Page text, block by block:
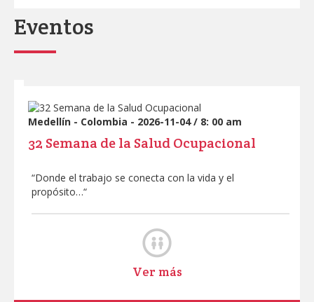
Eventos
Medellín - Colombia - 2026-11-04 / 8: 00 am
32 Semana de la Salud Ocupacional
“Donde el trabajo se conecta con la vida y el
propósito…“
Ver más